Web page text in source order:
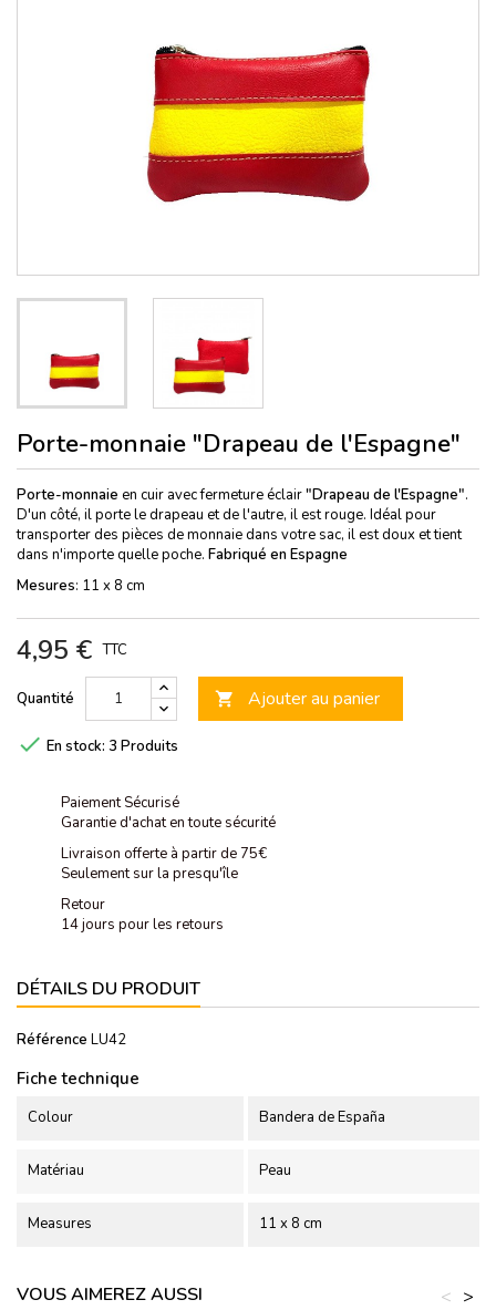
Porte-monnaie "Drapeau de l'Espagne"
Porte-monnaie en cuir avec fermeture éclair"Drapeau de l'Espagne".
D'un côté, il porte le drapeau et de l'autre, il est rouge. Idéal pour
transporter des pièces de monnaie dans votre sac, il est doux et tient
dans n'importe quelle poche. Fabriqué en Espagne
Mesures: 11 x 8 cm
4,95 € TTC
Quantité  Ajouter au panier
 En stock: 3 Produits
Paiement Sécurisé
Garantie d'achat en toute sécurité
Livraison offerte à partir de 75€
Seulement sur la presqu'île
Retour
14 jours pour les retours
DÉTAILS DU PRODUIT
Référence LU42
Fiche technique
Colour Bandera de España
Matériau Peau
Measures 11 x 8 cm
VOUS AIMEREZ AUSSI >
<